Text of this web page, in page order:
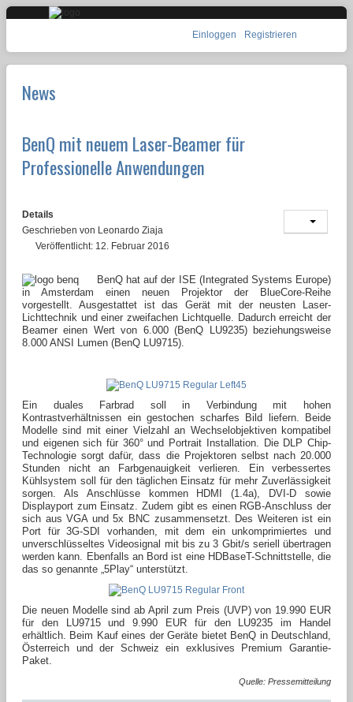
Einloggen Registrieren
News
BenQ mit neuem Laser-Beamer für
Professionelle Anwendungen
Details
Geschrieben von Leonardo Ziaja
Veröffentlicht: 12. Februar 2016
BenQ hat auf der ISE (Integrated Systems Europe)
in Amsterdam einen neuen Projektor der BlueCore-Reihe
vorgestellt. Ausgestattet ist das Gerät mit der neusten Laser-
Lichttechnik und einer zweifachen Lichtquelle. Dadurch erreicht der
Beamer einen Wert von 6.000 (BenQ LU9235) beziehungsweise
8.000 ANSI Lumen (BenQ LU9715).
Ein duales Farbrad soll in Verbindung mit hohen
Kontrastverhältnissen ein gestochen scharfes Bild liefern. Beide
Modelle sind mit einer Vielzahl an Wechselobjektiven kompatibel
und eigenen sich für 360° und Portrait Installation. Die DLP Chip-
Technologie sorgt dafür, dass die Projektoren selbst nach 20.000
Stunden nicht an Farbgenauigkeit verlieren. Ein verbessertes
Kühlsystem soll für den täglichen Einsatz für mehr Zuverlässigkeit
sorgen. Als Anschlüsse kommen HDMI (1.4a), DVI-D sowie
Displayport zum Einsatz. Zudem gibt es einen RGB-Anschluss der
sich aus VGA und 5x BNC zusammensetzt. Des Weiteren ist ein
Port für 3G-SDI vorhanden, mit dem ein unkomprimiertes und
unverschlüsseltes Videosignal mit bis zu 3 Gbit/s seriell übertragen
werden kann. Ebenfalls an Bord ist eine HDBaseT-Schnittstelle, die
das so genannte „5Play“ unterstützt.
Die neuen Modelle sind ab April zum Preis (UVP) von 19.990 EUR
für den LU9715 und 9.990 EUR für den LU9235 im Handel
erhältlich. Beim Kauf eines der Geräte bietet BenQ in Deutschland,
Österreich und der Schweiz ein exklusives Premium Garantie-
Paket.
Quelle: Pressemitteilung